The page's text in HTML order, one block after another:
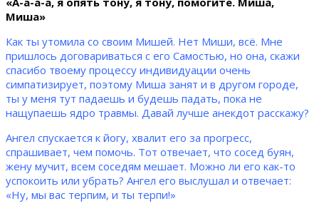
Миша»
Как ты утомила со своим Мишей. Нет Миши, всё. Мне
пришлось договариваться с его Самостью, но она, скажи
спасибо твоему процессу индивидуации очень
симпатизирует, поэтому Миша занят и в другом городе,
ты у меня тут падаешь и будешь падать, пока не
нащупаешь ядро травмы. Давай лучше анекдот расскажу?
Ангел спускается к йогу, хвалит его за прогресс,
спрашивает, чем помочь. Тот отвечает, что сосед буян,
жену мучит, всем соседям мешает. Можно ли его как-то
успокоить или убрать? Ангел его выслушал и отвечает:
«Ну, мы вас терпим, и ты терпи!»